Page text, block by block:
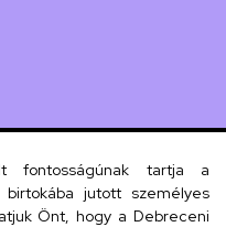
fontosságúnak tartja a
jutott személyes
Önt, hogy a Debreceni